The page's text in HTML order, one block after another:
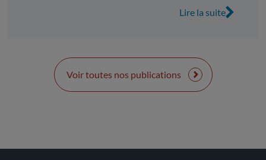
Lire la suite
Voir toutes nos publications